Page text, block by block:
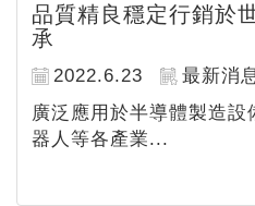
品質精良穩定行銷於
承
2022.6.23 最新消
廣泛應用於半導體製造
器人等各產業...